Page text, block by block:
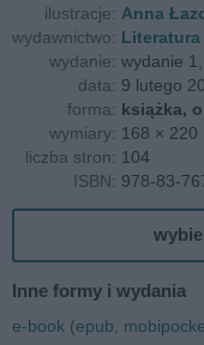
ilustracje: Anna
wydawnictwo: Literatura
wydanie: wydanie
data: 9 lutego
forma: książka,
wymiary: 168 × 220
liczba stron: 104
ISBN: 978-83-
Inne formy i wydania
e-book (epub,